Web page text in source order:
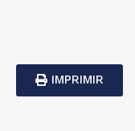
IMPRIMIR